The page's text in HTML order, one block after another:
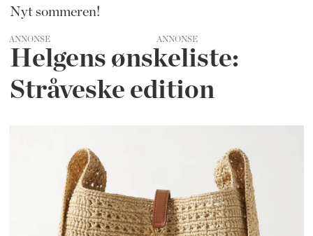
Nyt sommeren!
ANNONSE
Helgens ønskeliste:
Stråveske edition